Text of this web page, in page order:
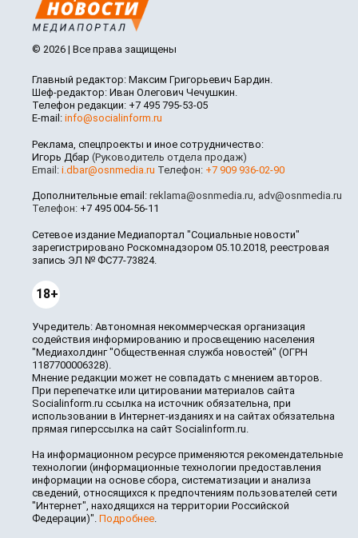
© 2026 | Все права защищены
Главный редактор: Максим Григорьевич Бардин.
Шеф-редактор: Иван Олегович Чечушкин.
Телефон редакции: +7 495 795-53-05
E-mail: info@socialinform.ru
Реклама, спецпроекты и иное сотрудничество:
Игорь Дбар (Руководитель отдела продаж)
Email: i.dbar@osnmedia.ru Телефон: +7 909 936-02-90
Дополнительные email: reklama@osnmedia.ru, adv@osnmedia.ru
Телефон: +7 495 004-56-11
Сетевое издание Медиапортал "Социальные новости"
зарегистрировано Роскомнадзором 05.10.2018, реестровая
запись ЭЛ № ФС77-73824.
18+
Учредитель: Автономная некоммерческая организация
содействия информированию и просвещению населения
"Медиахолдинг "Общественная служба новостей" (ОГРН
1187700006328).
Мнение редакции может не совпадать с мнением авторов.
При перепечатке или цитировании материалов сайта
Socialinform.ru ссылка на источник обязательна, при
использовании в Интернет-изданиях и на сайтах обязательна
прямая гиперссылка на сайт Socialinform.ru.
На информационном ресурсе применяются рекомендательные
технологии (информационные технологии предоставления
информации на основе сбора, систематизации и анализа
сведений, относящихся к предпочтениям пользователей сети
"Интернет", находящихся на территории Российской
Федерации)". Подробнее.